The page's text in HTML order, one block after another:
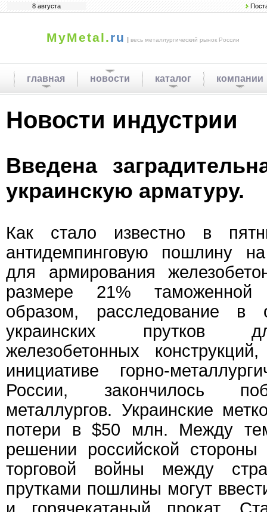
8 августа
MyMetal.ru | весь металлургический рынок России
главная новости каталог компании
Новости индустрии
Введена
украинскую арматуру.
Как стало известно в
антидемпинговую пошлину
для армирования
размере 21% таможенной
образом, расследование в
украинских прутков
железобетонных
инициативе горно-
России, закончилось
металлургов. Украинские
потери в $50 млн. Между
решении российской
торговой войны между
прутками пошлины могут